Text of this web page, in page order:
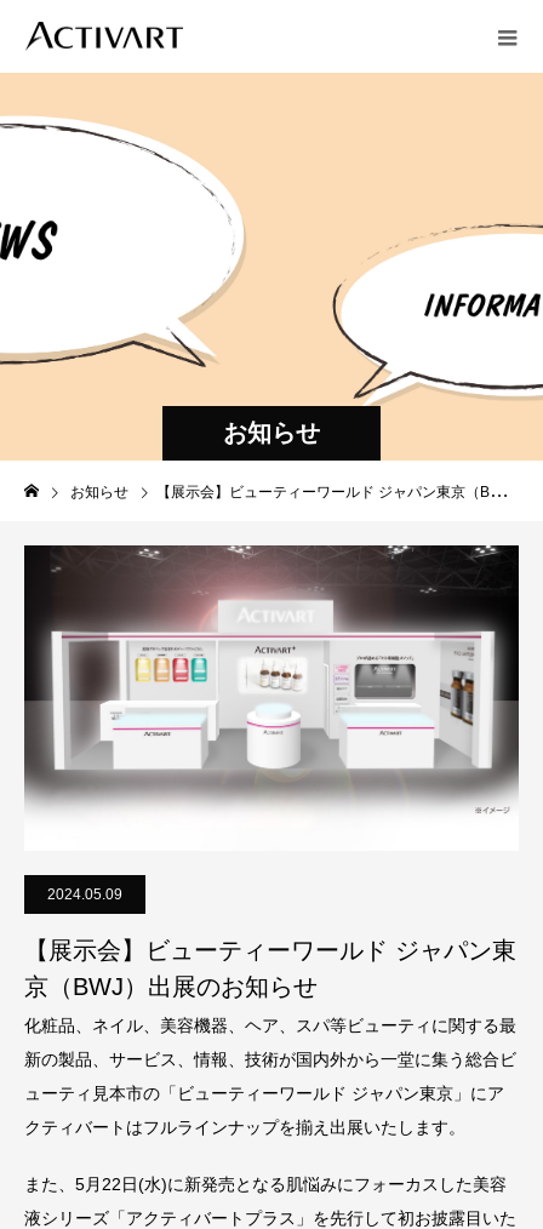
お知らせ
お知らせ 【展示会】ビューティーワールド ジャパン東京（BWJ）出展のお知らせ
2024.05.09
【展示会】ビューティーワールド ジャパン東
京（BWJ）出展のお知らせ
化粧品、ネイル、美容機器、ヘア、スパ等ビューティに関する最
新の製品、サービス、情報、技術が国内外から一堂に集う総合ビ
ューティ見本市の「 ビューティーワールド ジャパン東京」にア
クティバートはフルラインナップを揃え出展いたします。
また、 5月 22日(水)に新発売となる肌悩みにフォーカスした美容
液シリーズ「アクティバートプラス」を先行して初お披露目いた